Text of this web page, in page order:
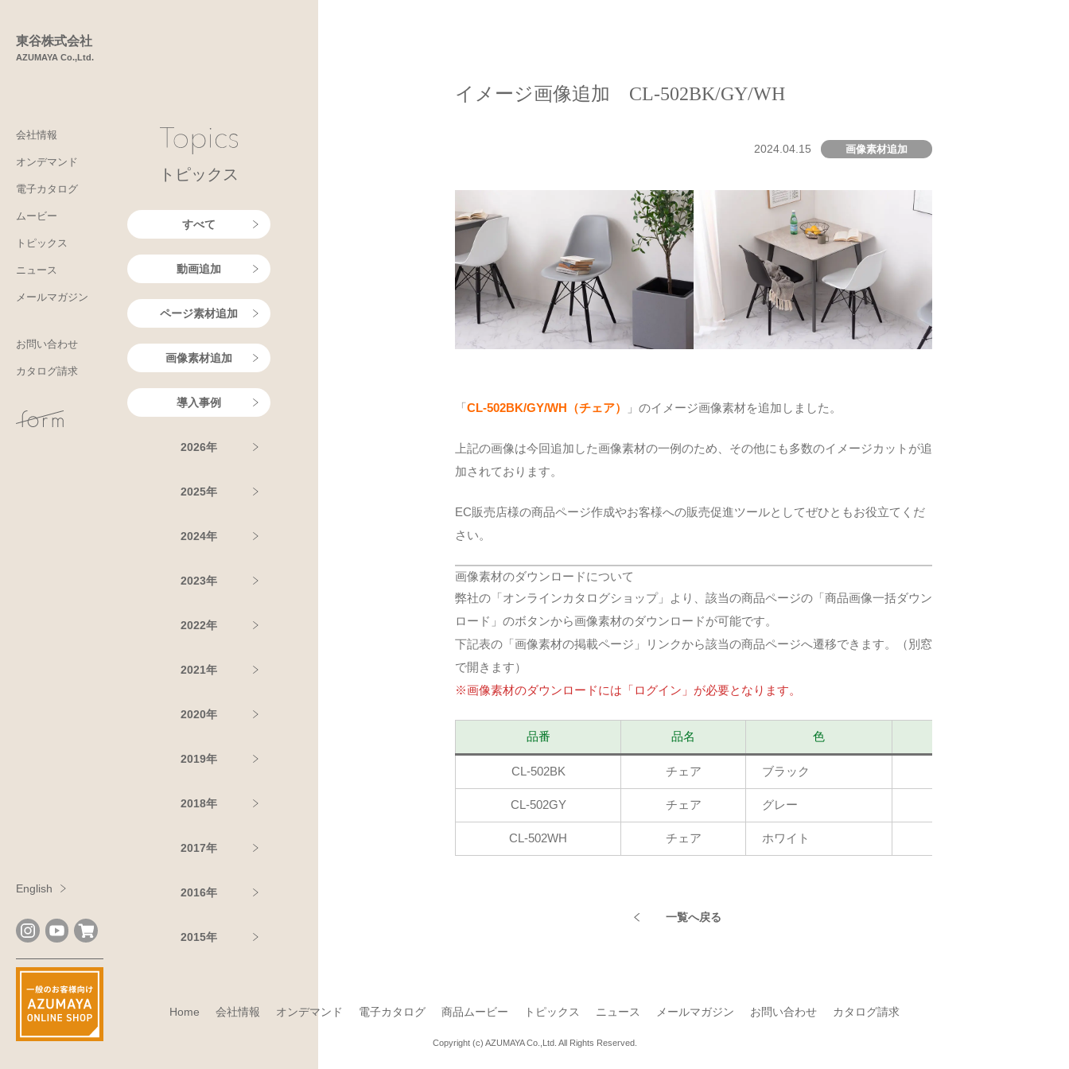
東谷株式会社
AZUMAYA Co.,Ltd.
会社情報
オンデマンド
電子カタログ
ムービー
トピックス
ニュース
メールマガジン
お問い合わせ
カタログ請求
English
トピックス
すべて
動画追加
ページ素材追加
画像素材追加
導入事例
2026年
2025年
2024年
2023年
2022年
2021年
2020年
2019年
2018年
2017年
2016年
2015年
イメージ画像追加 CL-502BK/GY/WH
2024.04.15 画像素材追加
「 CL-502BK/GY/WH（チェア） 」のイメージ画像素材を追加しました。
上記の画像は今回追加した画像素材の一例のため、その他にも多数のイメージカットが追
加されております。
EC販売店様の商品ページ作成やお客様への販売促進ツールとしてぜひともお役立てくだ
さい。
画像素材のダウンロードについて
弊社の「オンラインカタログショップ」より、該当の商品ページの「商品画像一括ダウン
ロード」のボタンから画像素材のダウンロードが可能です。
下記表の「画像素材の掲載ページ」リンクから該当の商品ページへ遷移できます。（別窓
で開きます）
※画像素材のダウンロードには「ログイン」が必要となります。
品番 品名 色
CL-502BK チェア ブラック
CL-502GY チェア グレー
CL-502WH チェア ホワイト
一覧へ戻る
Home 会社情報 オンデマンド 電子カタログ 商品ムービー トピックス ニュース メールマガジン お問い合わせ カタログ請求
Copyright (c) AZUMAYA Co.,Ltd. All Rights Reserved.